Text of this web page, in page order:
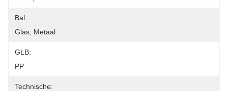
Bal.:
Glas, Metaal
GLB:
PP
Technische: